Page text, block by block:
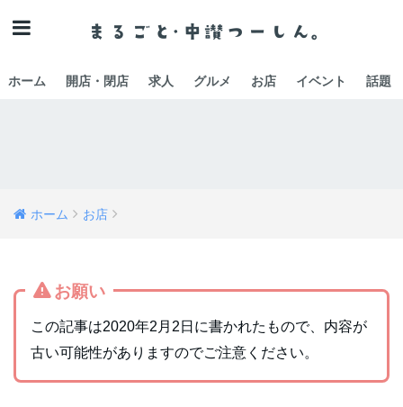
ホーム 開店・閉店 求人 グルメ お店 イベント 話題
ホーム お店
お願い
この記事は2020年2月2日に書かれたもので、内容が
古い可能性がありますのでご注意ください。